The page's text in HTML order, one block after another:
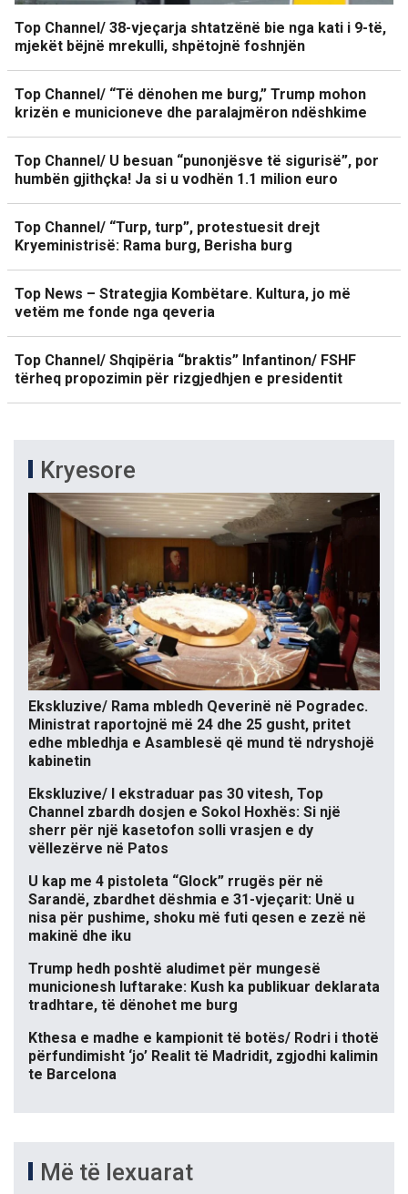
Top Channel/ 38-vjeçarja shtatzënë bie nga kati i 9-të,
mjekët bëjnë mrekulli, shpëtojnë foshnjën
Top Channel/ “Të dënohen me burg,” Trump mohon
krizën e municioneve dhe paralajmëron ndëshkime
Top Channel/ U besuan “punonjësve të sigurisë”, por
humbën gjithçka! Ja si u vodhën 1.1 milion euro
Top Channel/ “Turp, turp”, protestuesit drejt
Kryeministrisë: Rama burg, Berisha burg
Top News – Strategjia Kombëtare. Kultura, jo më
vetëm me fonde nga qeveria
Top Channel/ Shqipëria “braktis” Infantinon/ FSHF
tërheq propozimin për rizgjedhjen e presidentit
Kryesore
Ekskluzive/ Rama mbledh Qeverinë në Pogradec.
Ministrat raportojnë më 24 dhe 25 gusht, pritet
edhe mbledhja e Asamblesë që mund të ndryshojë
kabinetin
Ekskluzive/ I ekstraduar pas 30 vitesh, Top
Channel zbardh dosjen e Sokol Hoxhës: Si një
sherr për një kasetofon solli vrasjen e dy
vëllezërve në Patos
U kap me 4 pistoleta “Glock” rrugës për në
Sarandë, zbardhet dëshmia e 31-vjeçarit: Unë u
nisa për pushime, shoku më futi qesen e zezë në
makinë dhe iku
Trump hedh poshtë aludimet për mungesë
municionesh luftarake: Kush ka publikuar deklarata
tradhtare, të dënohet me burg
Kthesa e madhe e kampionit të botës/ Rodri i thotë
përfundimisht ‘jo’ Realit të Madridit, zgjodhi kalimin
te Barcelona
Më të lexuarat